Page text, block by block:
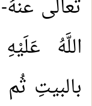
تعالَى
اللَّهُ
بالبيتِ